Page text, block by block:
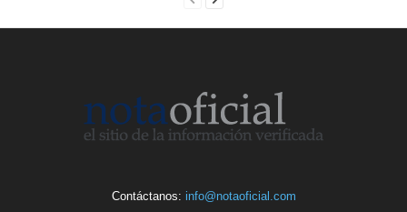
Contáctanos: info@notaoficial.com